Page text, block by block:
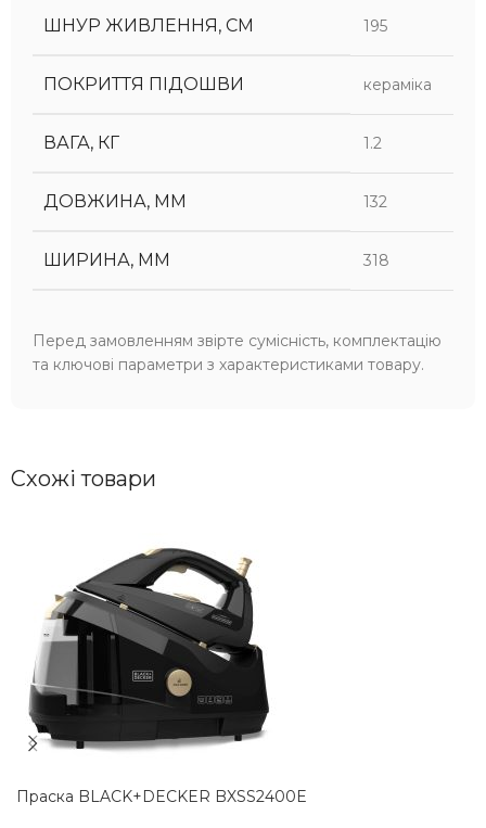
ШНУР ЖИВЛЕННЯ, СМ 195
ПОКРИТТЯ ПІДОШВИ кераміка
ВАГА, КГ 1.2
ДОВЖИНА, ММ 132
ШИРИНА, ММ 318
Перед замовленням звірте сумісність, комплектацію
та ключові параметри з характеристиками товару.
Схожі товари
Праска BLACK+DECKER BXSS2400E